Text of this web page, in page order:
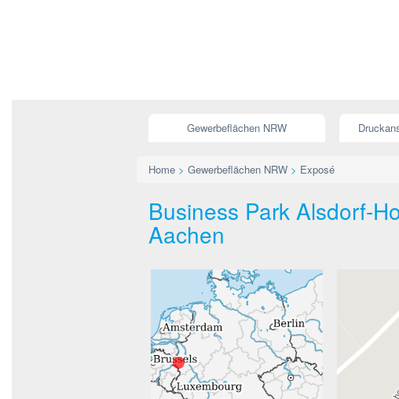
Gewerbeflächen NRW
Home > Gewerbeflächen NRW > Exposé
Business Park Alsdorf-
Aachen